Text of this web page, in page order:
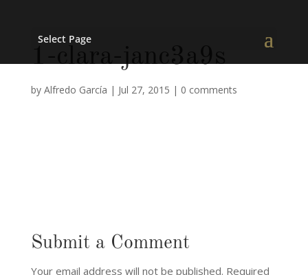
Select Page
1-clara-janc3a9s
by Alfredo García | Jul 27, 2015 | 0 comments
Submit a Comment
Your email address will not be published. Required